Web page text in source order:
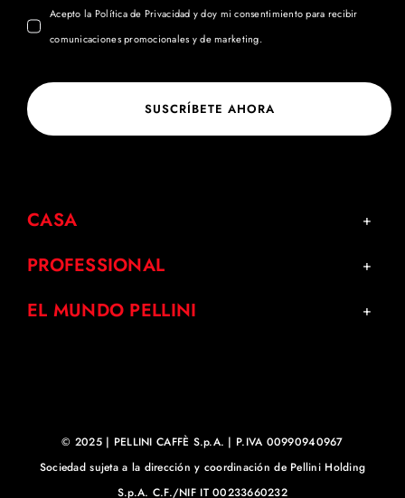
Acepto la Política de Privacidad y doy mi consentimiento para recibir
comunicaciones promocionales y de marketing.
SUSCRÍBETE AHORA
CASA
PROFESSIONAL
EL MUNDO PELLINI
© 2025 | PELLINI CAFFÈ S.p.A. | P.IVA 00990940967
Sociedad sujeta a la dirección y coordinación de Pellini Holding
S.p.A. C.F./NIF IT 00233660232